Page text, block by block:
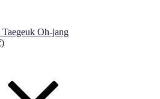
Oh-jang